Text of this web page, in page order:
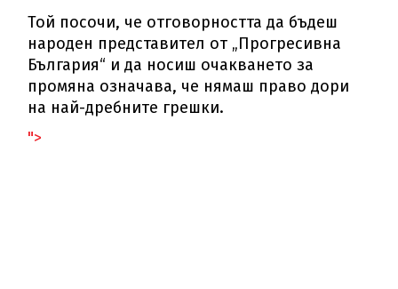
Той посочи, че отговорността да бъдеш
народен представител от „Прогресивна
България“ и да носиш очакването за
промяна означава, че нямаш право дори
на най-дребните грешки.
">